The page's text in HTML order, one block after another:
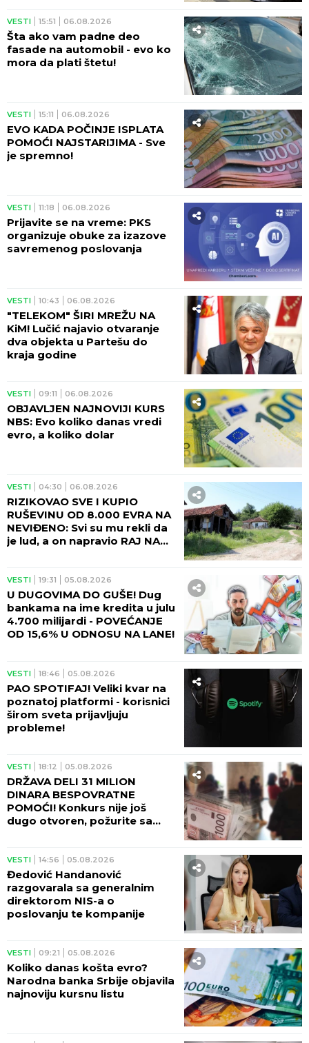
VESTI 15:51 06.08.2026
Šta ako vam padne deo
fasade na automobil - evo ko
mora da plati štetu!
VESTI 15:11 06.08.2026
EVO KADA POČINJE ISPLATA
POMOĆI NAJSTARIJIMA - Sve
je spremno!
VESTI 11:18 06.08.2026
Prijavite se na vreme: PKS
organizuje obuke za izazove
savremenog poslovanja
VESTI 10:43 06.08.2026
"TELEKOM" ŠIRI MREŽU NA
KiM! Lučić najavio otvaranje
dva objekta u Partešu do
kraja godine
VESTI 09:11 06.08.2026
OBJAVLJEN NAJNOVIJI KURS
NBS: Evo koliko danas vredi
evro, a koliko dolar
VESTI 04:30 06.08.2026
RIZIKOVAO SVE I KUPIO
RUŠEVINU OD 8.000 EVRA NA
NEVIĐENO: Svi su mu rekli da
je lud, a on napravio RAJ NA
VESTI 19:31 05.08.2026
U DUGOVIMA DO GUŠE! Dug
bankama na ime kredita u julu
4.700 milijardi - POVEĆANJE
OD 15,6% U ODNOSU NA LANE!
VESTI 18:46 05.08.2026
PAO SPOTIFAJ! Veliki kvar na
poznatoj platformi - korisnici
širom sveta prijavljuju
probleme!
VESTI 18:12 05.08.2026
DRŽAVA DELI 31 MILION
DINARA BESPOVRATNE
POMOĆI! Konkurs nije još
dugo otvoren, požurite sa
VESTI 14:56 05.08.2026
Đedović Handanović
razgovarala sa generalnim
direktorom NIS-a o
poslovanju te kompanije
VESTI 09:21 05.08.2026
Koliko danas košta evro?
Narodna banka Srbije objavila
najnoviju kursnu listu